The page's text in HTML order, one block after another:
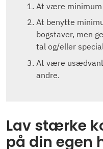
At være
At benytte
bogstaver, men
tal og/eller
At være
andre.
Lav stærke
på din egen